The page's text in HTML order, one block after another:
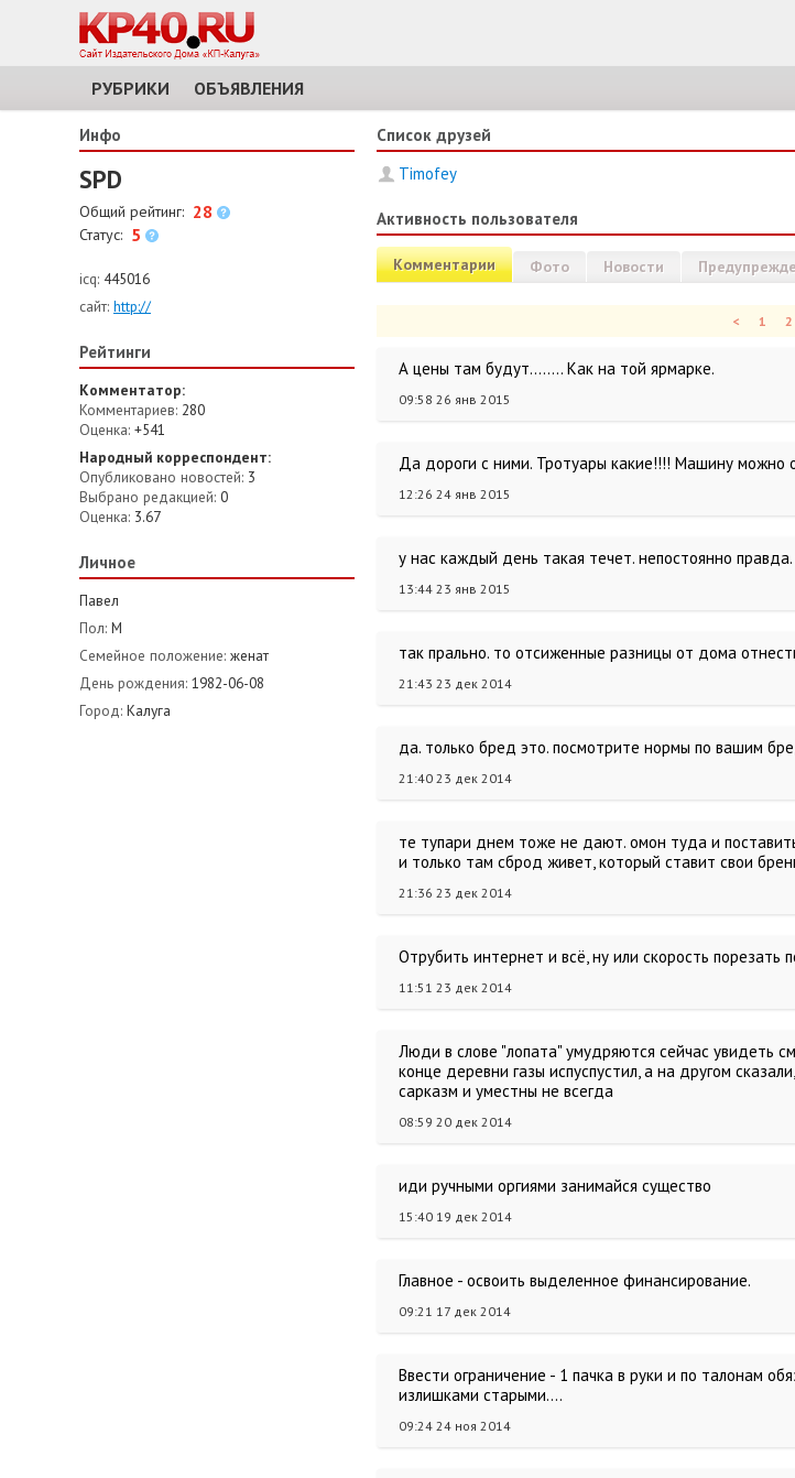
РУБРИКИ ОБЪЯВЛЕНИЯ
Инфо
SPD
Общий рейтинг: 28
Статус: 5
icq: 445016
сайт: http://
Рейтинги
Комментатор:
Комментариев: 280
Оценка: +541
Народный корреспондент:
Опубликовано новостей: 3
Выбрано редакцией: 0
Оценка: 3.67
Личное
Павел
Пол: М
Семейное положение: женат
День рождения: 1982-06-08
Город: Калуга
Список друзей
Timofey
Активность пользователя
Комментарии Фото Новости
< 1 2
А цены там будут........ Как на той ярмарке.
09:58 26 янв 2015
Да дороги с ними. Тротуары какие!!!! Машину можно
12:26 24 янв 2015
у нас каждый день такая течет. непостоянно
13:44 23 янв 2015
так прально. то отсиженные разницы от дома
21:43 23 дек 2014
да. только бред это. посмотрите нормы по вашим
21:40 23 дек 2014
те тупари днем тоже не дают. омон туда и
и только там сброд живет, который ставит свои
21:36 23 дек 2014
Отрубить интернет и всё, ну или скорость порезать
11:51 23 дек 2014
Люди в слове "лопата" умудряются сейчас увидеть
конце деревни газы испуспустил, а на другом
сарказм и уместны не всегда
08:59 20 дек 2014
иди ручными оргиями занимайся существо
15:40 19 дек 2014
Главное - освоить выделенное финансирование.
09:21 17 дек 2014
Ввести ограничение - 1 пачка в руки и по талонам
излишками старыми....
09:24 24 ноя 2014